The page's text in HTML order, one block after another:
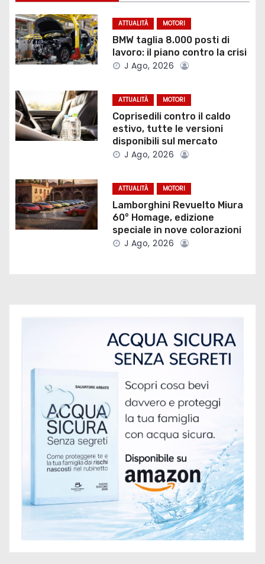
z
i
o
n
e
a
t
i
c
ATTUALITÀ MOTORI
BMW taglia 8.000 posti di
lavoro: il piano contro la crisi
J Ago, 2026
ATTUALITÀ MOTORI
Coprisedili contro il caldo
estivo, tutte le versioni
disponibili sul mercato
J Ago, 2026
ATTUALITÀ MOTORI
Lamborghini Revuelto Miura
60° Homage, edizione
speciale in nove colorazioni
J Ago, 2026